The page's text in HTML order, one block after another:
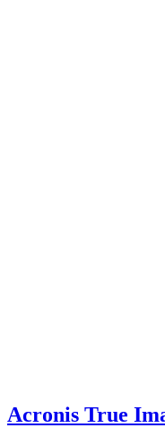
Acronis True